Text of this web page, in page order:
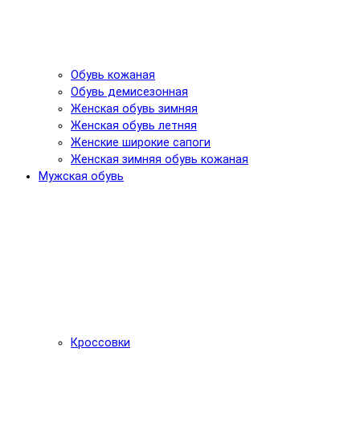
Обувь кожаная
Обувь демисезонная
Женская обувь зимняя
Женская обувь летняя
Женские широкие сапоги
Женская зимняя обувь кожаная
Мужская обувь
Кроссовки